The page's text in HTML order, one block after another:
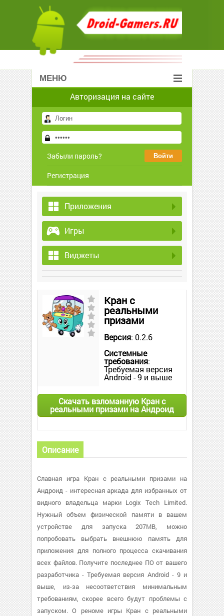
МЕНЮ
Авторизация на сайте
Забыли пароль?
Регистрация
Приложения
Игры
Виджеты
Кран с
реальными
призами
Версия: 0.2.6
Системные
требования:
Требуемая версия
Android - 9 и выше
Скачать взломанную Кран с
реальными призами на Андроид
Описание
Славная игра Кран с реальными призами на
Андроид - интересная аркада для избранных от
видного владельца марки Logix Tech Limited.
Нужный объем физической памяти в вашем
устройстве для запуска 207MB, можно
попробовать выбрать внешнюю память для
приложения для полного процесса скачивания
всех файлов. Получите последнее ПО от вашего
разработчика - Требуемая версия Android - 9 и
выше, из-за несоответствия минимальным
требованиям, скорее всего будут проблемы с
запуском. О реноме игры Кран с реальными